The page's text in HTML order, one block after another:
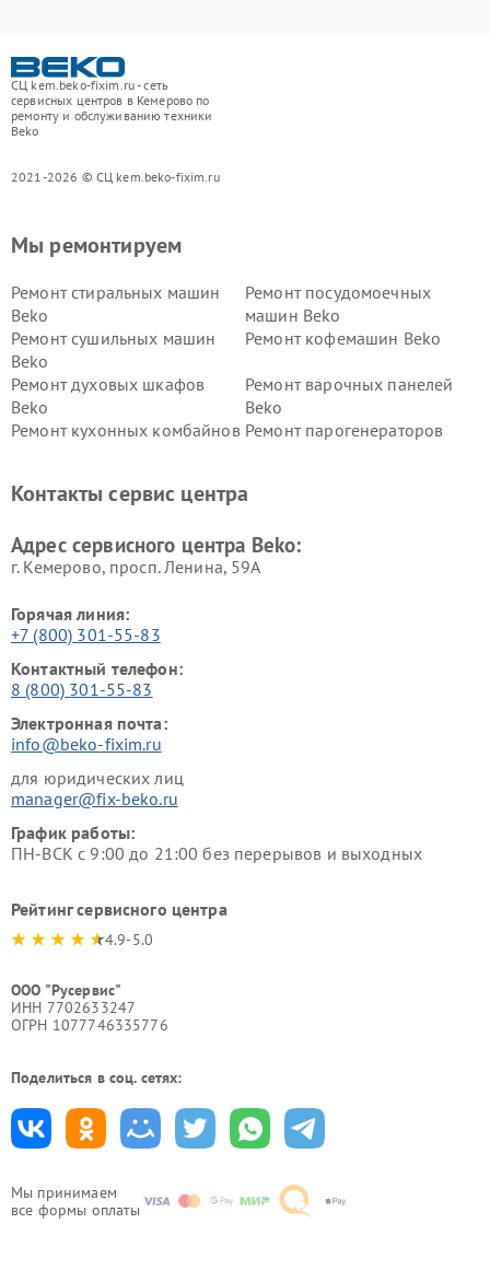
СЦ kem.beko-fixim.ru - сеть
сервисных центров в Кемерово по
ремонту и обслуживанию техники
Beko
2021-2026 © СЦ kem.beko-fixim.ru
Мы принимаем
все формы оплаты
Мы ремонтируем
Ремонт стиральных машин
Beko
Ремонт посудомоечных
машин Beko
Ремонт сушильных машин
Beko
Ремонт кофемашин Beko
Ремонт духовых шкафов
Beko
Ремонт варочных панелей
Beko
Ремонт кухонных комбайнов Ремонт парогенераторов
Ремонт холодильников Beko Ремонт морозильных камер
Контакты сервис центра
Адрес сервисного центра Beko:
г. Кемерово, просп. Ленина, 59А
Горячая линия:
+7 (800) 301-55-83
Контактный телефон:
8 (800) 301-55-83
Электронная почта:
info@beko-fixim.ru
для юридических лиц
manager@fix-beko.ru
График работы:
ПН-ВСК с 9:00 до 21:00 без перерывов и выходных
Рейтинг сервисного центра
4.9-5.0
ООО "Русервис"
ИНН 7702633247
ОГРН 1077746335776
Поделиться в соц. сетях: